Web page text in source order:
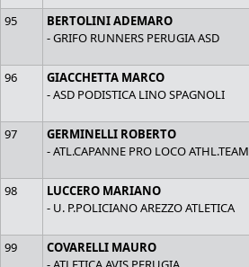
95
BERTOLINI ADEMARO
- GRIFO RUNNERS PERUGIA ASD
96
GIACCHETTA MARCO
- ASD PODISTICA LINO SPAGNOLI
97
GERMINELLI ROBERTO
- ATL.CAPANNE PRO LOCO ATHL.TEAM
98
LUCCERO MARIANO
- U. P.POLICIANO AREZZO ATLETICA
99
COVARELLI MAURO